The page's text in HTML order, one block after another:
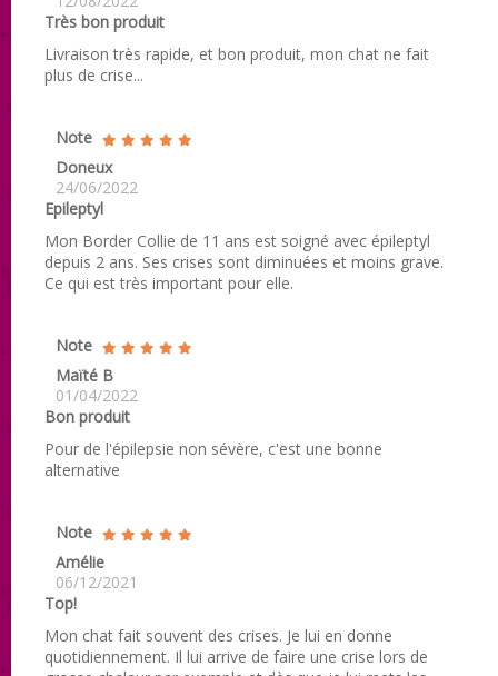
Très bon produit
Livraison très rapide, et bon produit, mon chat ne fait
plus de crise...
Note
Doneux
24/06/2022
Epileptyl
Mon Border Collie de 11 ans est soigné avec épileptyl
depuis 2 ans. Ses crises sont diminuées et moins grave.
Ce qui est très important pour elle.
Note
Maïté B
01/04/2022
Bon produit
Pour de l'épilepsie non sévère, c'est une bonne
alternative
Note
Amélie
06/12/2021
Top!
Mon chat fait souvent des crises. Je lui en donne
quotidiennement. Il lui arrive de faire une crise lors de